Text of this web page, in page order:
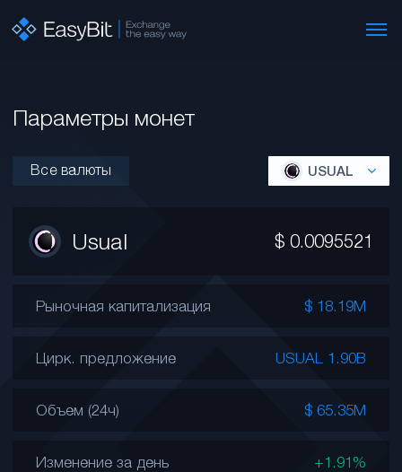
Параметры монет
Все валюты USUAL
Usual $ 0.0095521
Рыночная капитализация $ 18.19M
Цирк. предложение USUAL 1.90B
Объем (24ч) $ 65.35M
Изменение за день +1.91%